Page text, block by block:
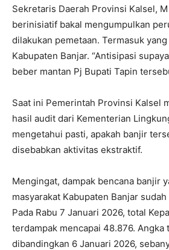
Sekretaris Daerah Provinsi Kalsel,
berinisiatif bakal mengumpulkan
dilakukan pemetaan. Termasuk
Kabupaten Banjar. “Antisipasi
beber mantan Pj Bupati Tapin
Saat ini Pemerintah Provinsi Kalsel
hasil audit dari Kementerian
mengetahui pasti, apakah banjir
disebabkan aktivitas ekstraktif.
Mengingat, dampak bencana banjir
masyarakat Kabupaten Banjar
Pada Rabu 7 Januari 2026, total
terdampak mencapai 48.876. Angka
dibandingkan 6 Januari 2026,